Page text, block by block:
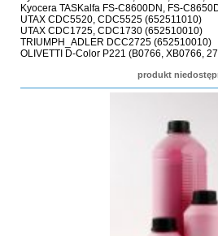
Kyocera TASKalfa FS-C8600DN, FS-
UTAX CDC5520, CDC5525 (652511010)
UTAX CDC1725, CDC1730 (652510010)
TRIUMPH_ADLER DCC2725 (652510010)
OLIVETTI D-Color P221 (B0766, XB0766,
produkt